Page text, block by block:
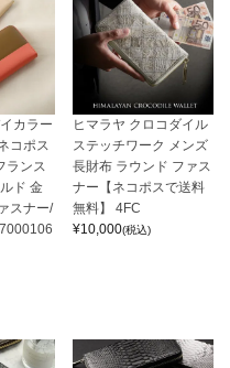
カラー
コポス
ランス
ド 金
スナー/
ヒマラヤ クロコダイル
ステッチワーク メンズ
長財布 ラウンド ファス
ナー【ネコポスで送料
無料】 4FC
¥10,000(税込)